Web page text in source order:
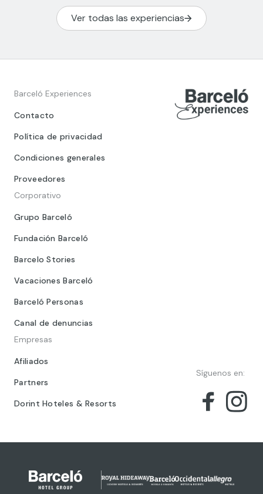
Ver todas las experiencias
Barceló Experiences
Contacto
Política de privacidad
Condiciones generales
Proveedores
Corporativo
Grupo Barceló
Fundación Barceló
Barcelo Stories
Vacaciones Barceló
Barceló Personas
Canal de denuncias
Empresas
Afiliados
Partners
Dorint Hoteles & Resorts
Síguenos en: